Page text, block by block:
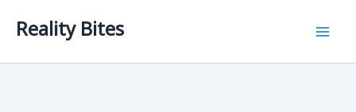
Reality Bites